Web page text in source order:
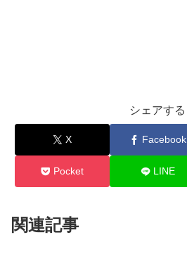
シェアする
X Facebook
Pocket LINE
関連記事